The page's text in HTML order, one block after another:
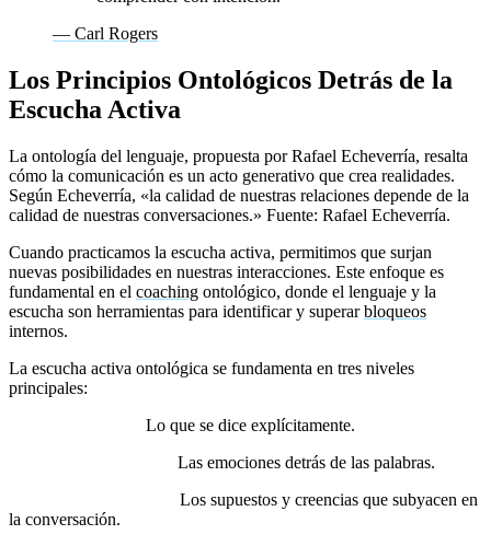
— Carl Rogers
Los Principios Ontológicos Detrás de la
Escucha Activa
La ontología del lenguaje, propuesta por Rafael Echeverría, resalta
cómo la comunicación es un acto generativo que crea realidades.
Según Echeverría, «la calidad de nuestras relaciones depende de la
calidad de nuestras conversaciones.» Fuente: Rafael Echeverría.
Cuando practicamos la escucha activa, permitimos que surjan
nuevas posibilidades en nuestras interacciones. Este enfoque es
fundamental en el coaching ontológico, donde el lenguaje y la
escucha son herramientas para identificar y superarbloqueos
internos.
La escucha activa ontológica se fundamenta en tres niveles
principales:
Lo que se dice explícitamente.
Las emociones detrás de las palabras.
Los supuestos y creencias que subyacen en
la conversación.